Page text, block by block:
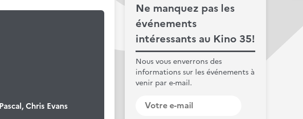
Ne manquez pas les
événements
intéressants au Kino 35!
Nous vous enverrons des
informations sur les événements à
venir par e-mail.
Chris Evans